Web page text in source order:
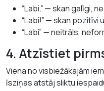
“Labi.” — skan galīgi,
“Labi!” — skan pozitīvi
“Labi” — neitrāls,
4. Atzīstiet
Viena no visbiežākajām
īsziņas atstāj sliktu